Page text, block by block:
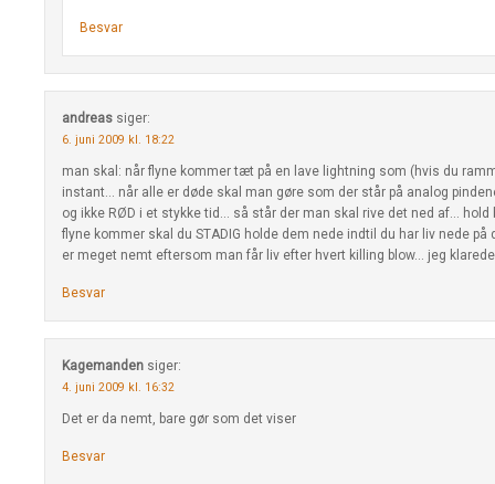
Besvar
andreas siger:
6. juni 2009 kl. 18:22
man skal: når flyne kommer tæt på en lave lightning som (hvis du
instant… når alle er døde skal man gøre som der står på analog
og ikke RØD i et stykke tid… så står der man skal rive det ned af… hold
flyne kommer skal du STADIG holde dem nede indtil du har liv nede
er meget nemt eftersom man får liv efter hvert killing blow… jeg
Besvar
Kagemanden siger:
4. juni 2009 kl. 16:32
Det er da nemt, bare gør som det viser
Besvar